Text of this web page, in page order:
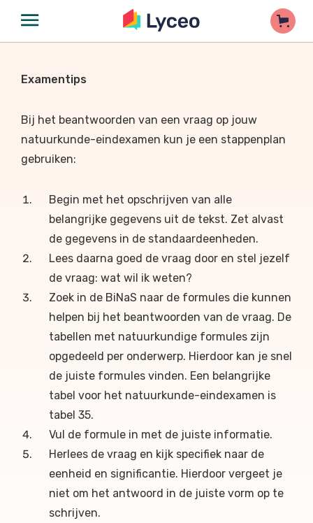
Examentips
Bij het beantwoorden van een vraag op jouw
natuurkunde-eindexamen kun je een stappenplan
gebruiken:
Begin met het opschrijven van alle
belangrijke gegevens uit de tekst. Zet alvast
de gegevens in de standaardeenheden.
Lees daarna goed de vraag door en stel jezelf
de vraag: wat wil ik weten?
Zoek in de BiNaS naar de formules die kunnen
helpen bij het beantwoorden van de vraag. De
tabellen met natuurkundige formules zijn
opgedeeld per onderwerp. Hierdoor kan je snel
de juiste formules vinden. Een belangrijke
tabel voor het natuurkunde-eindexamen is
tabel 35.
Vul de formule in met de juiste informatie.
Herlees de vraag en kijk specifiek naar de
eenheid en significantie. Hierdoor vergeet je
niet om het antwoord in de juiste vorm op te
schrijven.